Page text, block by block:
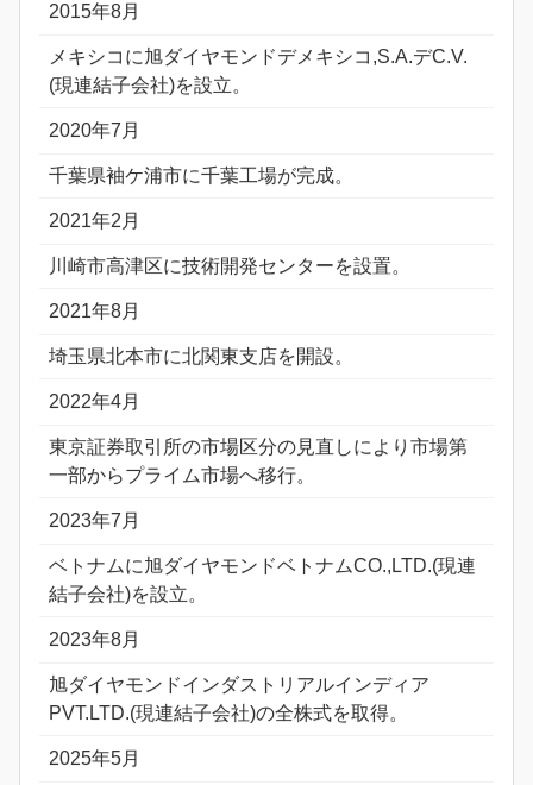
2015年8月
メキシコに旭ダイヤモンドデメキシコ,S.A.デC.V.
(現連結子会社)を設立。
2020年7月
千葉県袖ケ浦市に千葉工場が完成。
2021年2月
川崎市高津区に技術開発センターを設置。
2021年8月
埼玉県北本市に北関東支店を開設。
2022年4月
東京証券取引所の市場区分の見直しにより市場第
一部からプライム市場へ移行。
2023年7月
ベトナムに旭ダイヤモンドベトナムCO.,LTD.(現連
結子会社)を設立。
2023年8月
旭ダイヤモンドインダストリアルインディア
PVT.LTD.(現連結子会社)の全株式を取得。
2025年5月